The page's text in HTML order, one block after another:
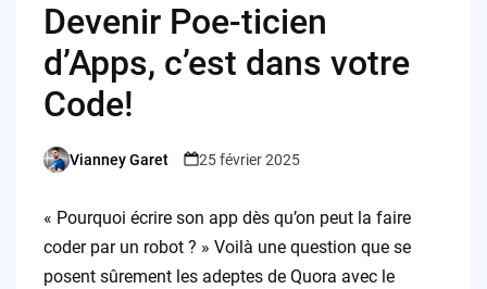
Devenir Poe-ticien
d’Apps, c’est dans votre
Code!
Posted
Vianney Garet 25 février 2025
« Pourquoi écrire son app dès qu’on peut la faire
coder par un robot ? » Voilà une question que se
posent sûrement les adeptes de Quora avec le